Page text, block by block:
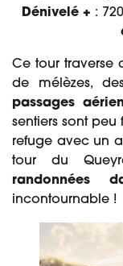
Dénivelé + :
Ce tour traverse
de mélèzes,
passages
sentiers sont
refuge avec un
tour du
randonnées
incontournable !